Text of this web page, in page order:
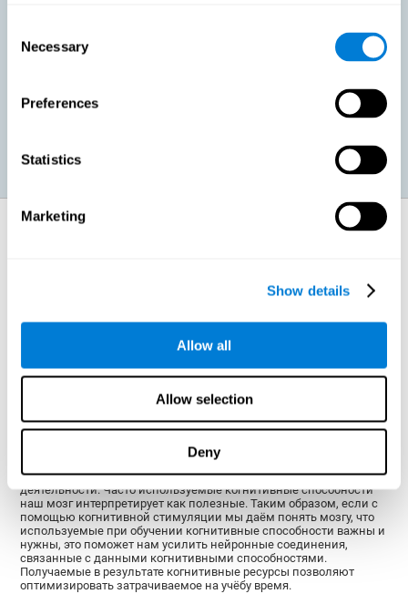
Selection
Necessary
Preferences
Statistics
Marketing
Show details
Allow all
Allow selection
Deny
Улучшить развитие социально-эмоциональной сферы.
Способность к эффективному обучению не только
экзаменами и повысит самооценку. Это положительно
отразится на нашем эмоциальном и социальном
Как укрепляются когнитивные
Во время упражнения на когнитивную стимуляцию наш мозг
образом, укреплённые во время надлежащей когнитивной
легче справиться и с другими видами деятельности, например,
обучении когнитивных способностей улучшает когнитивные
Наш мозг способен адаптироваться к изменениям благодаря
своей пластичности, известной как нейропластичность. Речь
идёт о способности нашего мозга адаптироваться в результате
стимуляции, жизненного опыта и выполняемых видов
деятельности. Часто используемые когнитивные способности
наш мозг интерпретирует как полезные. Таким образом, если с
помощью когнитивной стимуляции мы даём понять мозгу, что
используемые при обучении когнитивные способности важны и
нужны, это поможет нам усилить нейронные соединения,
связанные с данными когнитивными способностями.
Получаемые в результате когнитивные ресурсы позволяют
оптимизировать затрачиваемое на учёбу время.